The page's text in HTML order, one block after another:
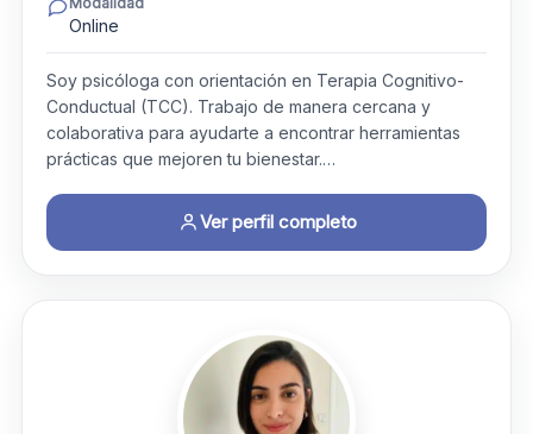
Online
Soy psicóloga con orientación en Terapia Cognitivo-
Conductual (TCC). Trabajo de manera cercana y
colaborativa para ayudarte a encontrar herramientas
prácticas que mejoren tu bienestar.…
Ver perfil completo